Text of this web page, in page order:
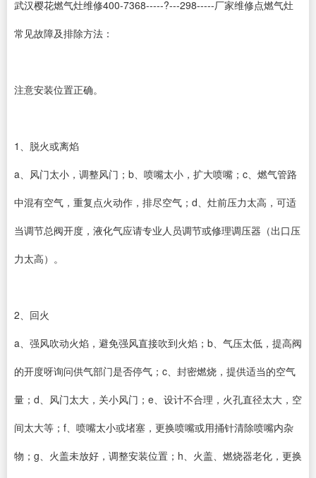
武汉樱花燃气灶维修400-7368-----?---298-----厂家维修点燃气灶
常见故障及排除方法：
注意安装位置正确。
1、脱火或离焰
a、风门太小，调整风门；b、喷嘴太小，扩大喷嘴；c、燃气管路
中混有空气，重复点火动作，排尽空气；d、灶前压力太高，可适
当调节总阀开度，液化气应请专业人员调节或修理调压器（出口压
力太高）。
2、回火
a、强风吹动火焰，避免强风直接吹到火焰；b、气压太低，提高阀
的开度呀询问供气部门是否停气；c、封密燃烧，提供适当的空气
量；d、风门太大，关小风门；e、设计不合理，火孔直径太大，空
间太大等；f、喷嘴太小或堵塞，更换喷嘴或用捅针清除喷嘴内杂
物；g、火盖未放好，调整安装位置；h、火盖、燃烧器老化，更换